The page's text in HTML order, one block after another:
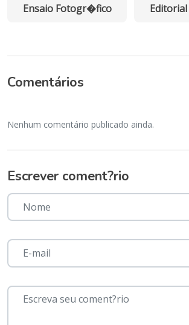
Ensaio Fotogr�fico Editorial
Comentários
Nenhum comentário publicado ainda.
Escrever coment?rio